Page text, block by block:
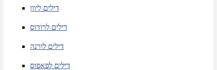
דילים ליוון
דילים לרודוס
דילים לורנה
דילים לפאפוס